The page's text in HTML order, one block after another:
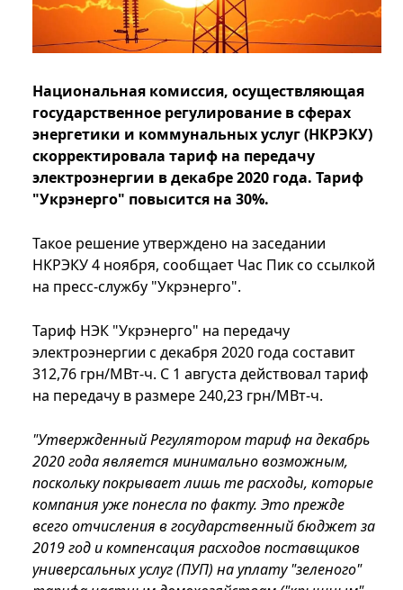
Национальная комиссия, осуществляющая
государственное регулирование в сферах
энергетики и коммунальных услуг (НКРЭКУ)
скорректировала тариф на передачу
электроэнергии в декабре 2020 года. Тариф
"Укрэнерго" повысится на 30%.
Такое решение утверждено на заседании
НКРЭКУ 4 ноября, сообщает Час Пик со ссылкой
на пресс-службу "Укрэнерго".
Тариф НЭК "Укрэнерго" на передачу
электроэнергии с декабря 2020 года составит
312,76 грн/МВт-ч. С 1 августа действовал тариф
на передачу в размере 240,23 грн/МВт-ч.
"Утвержденный Регулятором тариф на декабрь
2020 года является минимально возможным,
поскольку покрывает лишь те расходы, которые
компания уже понесла по факту. Это прежде
всего отчисления в государственный бюджет за
2019 год и компенсация расходов поставщиков
универсальных услуг (ПУП) на уплату "зеленого"